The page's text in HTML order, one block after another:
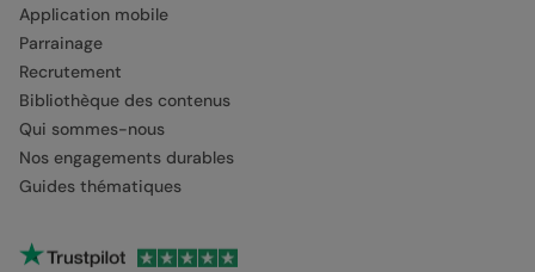
Application mobile
Parrainage
Recrutement
Bibliothèque des contenus
Qui sommes-nous
Nos engagements durables
Guides thématiques